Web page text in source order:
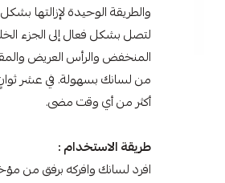
والطريقة الوحيدة لإزالتها
لتصل بشكل فعال إلى الجزء
المنخفض والرأس العريض
من لسانك بسهولة. في عشر
أكثر من أي وقت مضى.
طريقة الاستخدام :